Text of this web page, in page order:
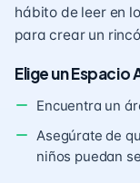
hábito de leer en
para crear un
Elige un
Encuentra un
Asegúrate de
niños puedan